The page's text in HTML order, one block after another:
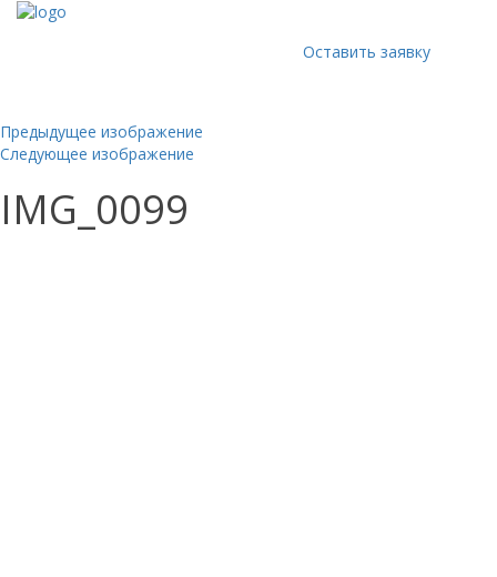
Оставить заявку
Предыдущее изображение
Следующее изображение
IMG_0099